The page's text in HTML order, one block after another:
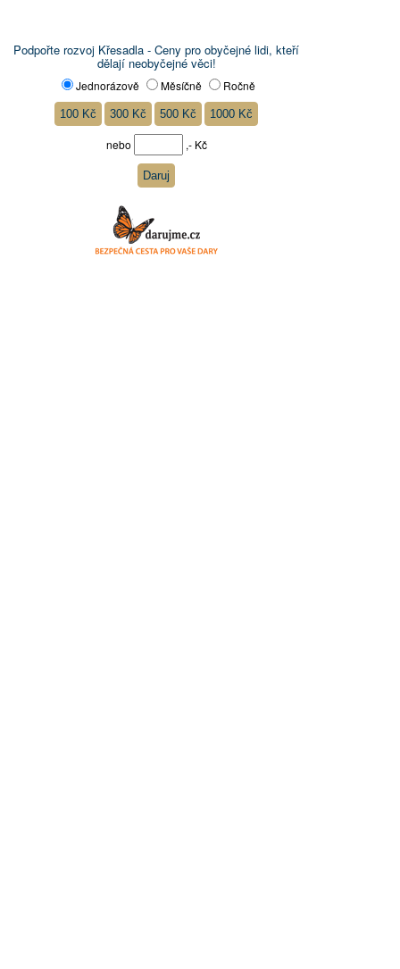
Podpořte rozvoj Křesadla - Ceny pro obyčejné lidi, kteří
dělají neobyčejné věci!
Jednorázově Měsíčně Ročně
nebo ,- Kč